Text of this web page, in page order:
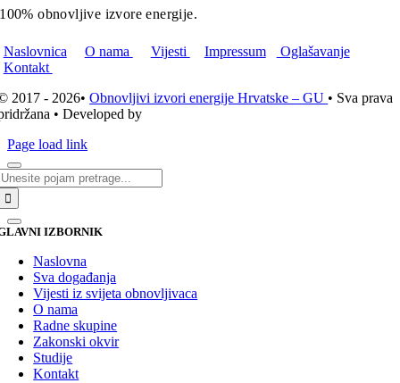
100% obnovljive izvore energije.
Naslovnica O nama Vijesti Impressum
Oglašavanje
Kontakt
2017 - 2026•Obnovljivi izvori energije Hrvatske – GU • Sva prava
• Developed by
Page load link
IZBORNIK
Naslovna
Sva događanja
Vijesti iz svijeta obnovljivaca
O nama
Radne skupine
Zakonski okvir
Studije
Kontakt